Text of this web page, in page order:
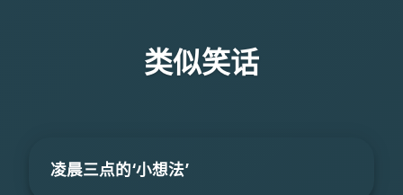
类似笑话
凌晨三点的‘小想法’